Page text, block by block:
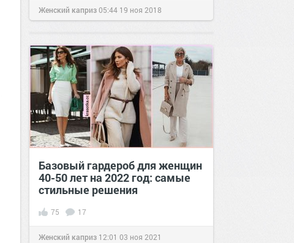
Женский каприз05:44 19 ноя 2018
Базовый гардероб для женщин
40-50 лет на 2022 год: самые
стильные решения
75 17
Женский каприз 12:01 03 ноя 2021